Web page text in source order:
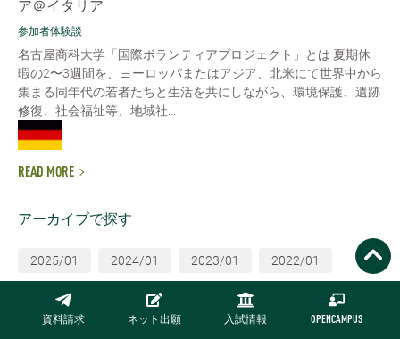
資料請求 ネット出願 入試情報 OPENCAMPUS
ア＠イタリア
参加者体験談
名古屋商科大学「国際ボランティアプロジェクト」とは 夏期休
暇の2〜3週間を、ヨーロッパまたはアジア、北米にて世界中から
集まる同年代の若者たちと生活を共にしながら、環境保護、遺跡
修復、社会福祉等、地域社...
READ MORE
アーカイブで探す
2025/01 2024/01 2023/01 2022/01
2021/01 2020/01 2019/01
2017/01 2016/01